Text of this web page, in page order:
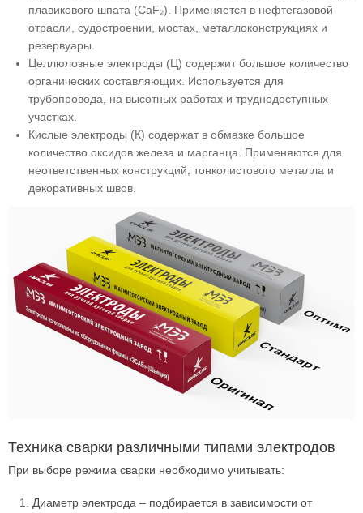
плавикового шпата (CaF₂). Применяется в нефтегазовой
отрасли, судостроении, мостах, металлоконструкциях и
резервуары.
Целлюлозные электроды (Ц) содержит большое количество
органических составляющих. Используется для
трубопровода, на высотных работах и труднодоступных
участках.
Кислые электроды (К) содержат в обмазке большое
количество оксидов железа и марганца. Применяются для
неответственных конструкций, тонколистового металла и
декоративных швов.
Техника сварки различными типами электродов
При выборе режима сварки необходимо учитывать:
Диаметр электрода – подбирается в зависимости от